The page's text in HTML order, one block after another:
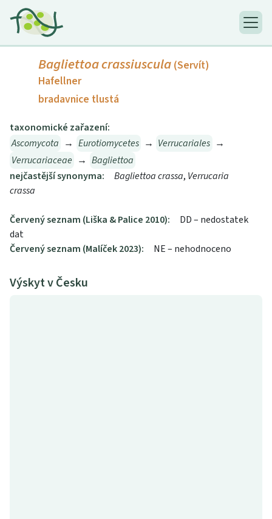
Bagliettoa crassiuscula (Servít)
Hafellner
bradavnice tlustá
taxonomické zařazení:
Ascomycota → Eurotiomycetes → Verrucariales →
Verrucariaceae → Bagliettoa
nejčastější synonyma:
Bagliettoa crassa, Verrucaria
crassa
Červený seznam (Liška & Palice 2010):
DD – nedostatek
dat
Červený seznam (Malíček 2023):
NE – nehodnoceno
Výskyt v Česku